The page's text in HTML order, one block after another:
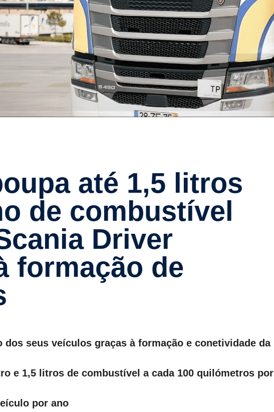
de combus­tível
Driver
formação de
seus veículos graças à formação e conetividade da
e 1,5 litros de combustível a cada 100 quilómetros por
por ano